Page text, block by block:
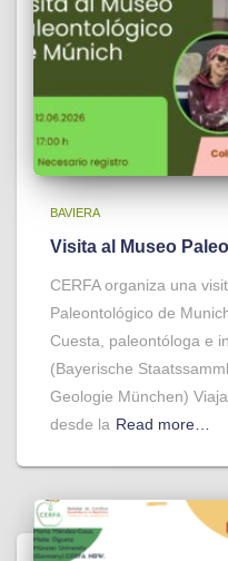
BAVIERA
Visita al Museo
CERFA organiza una
Paleontológico de
Cuesta, paleontóloga e
(Bayerische
Geologie München)
desde la Read more…